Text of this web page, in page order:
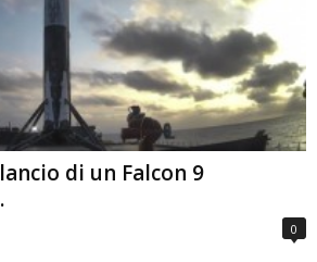
di un Falcon 9
0